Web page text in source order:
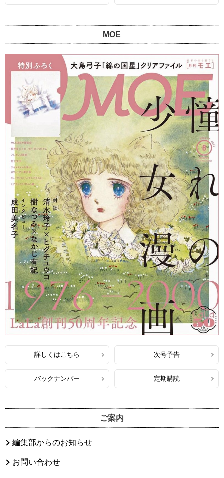
MOE
詳しくはこちら 次号予告
バックナンバー 定期購読
ご案内
編集部からのお知らせ
お問い合わせ